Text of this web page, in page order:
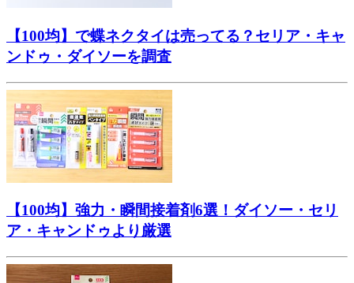
【100均】で蝶ネクタイは売ってる？セリア・キャ
ンドゥ・ダイソーを調査
【100均】強力・瞬間接着剤6選！ダイソー・セリ
ア・キャンドゥより厳選